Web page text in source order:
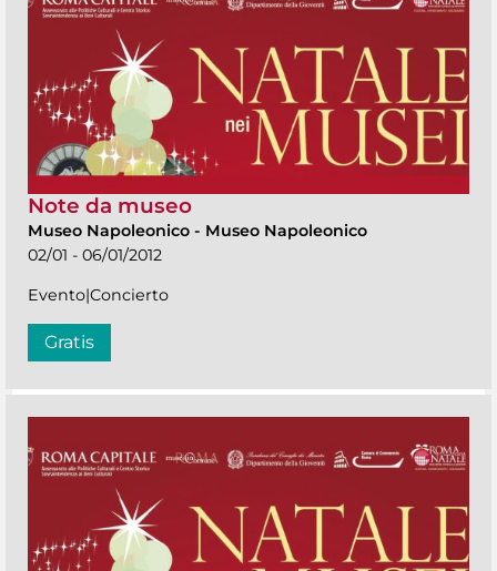
Note da museo
Museo Napoleonico - Museo Napoleonico
02/01 - 06/01/2012
Evento|Concierto
Gratis